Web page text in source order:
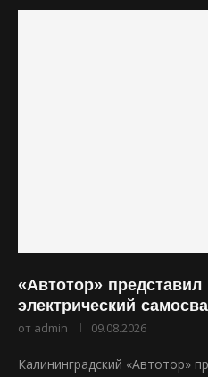
«Автотор»
электрический
от admin 09.08.2026
Калининградский «Автотор»